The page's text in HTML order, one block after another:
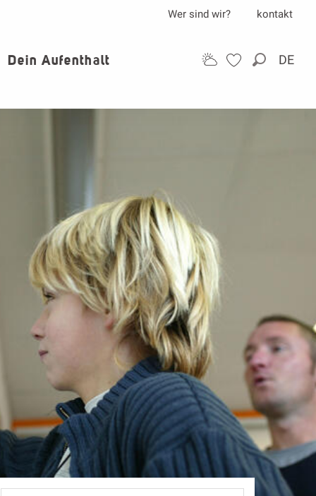
Suche
DE
Wer sind wir? kontakt
Dein Aufenthalt